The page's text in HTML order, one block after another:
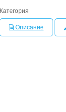
Категория
Описание